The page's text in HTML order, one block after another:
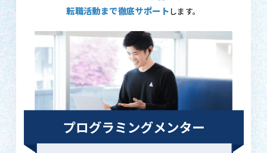
転職活動まで徹底サポート します。